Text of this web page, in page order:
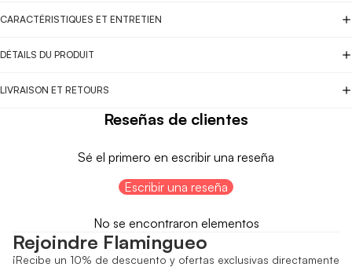
CARACTÉRISTIQUES ET ENTRETIEN
DÉTAILS DU PRODUIT
LIVRAISON ET RETOURS
Reseñas de clientes
Sé el primero en escribir una reseña
Escribir una reseña
No se encontraron elementos
Rejoindre Flamingueo
¡Recibe un 10% de descuento y ofertas exclusivas directamente